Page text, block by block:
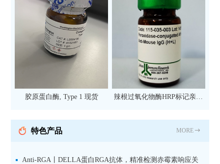
胶原蛋白酶, Type 1 现货
辣根过氧化物酶HRP标记亲和
抗 现货
特色产品 MORE
Anti-RGA丨DELLA蛋白RGA抗体，精准检测赤霉素响应关